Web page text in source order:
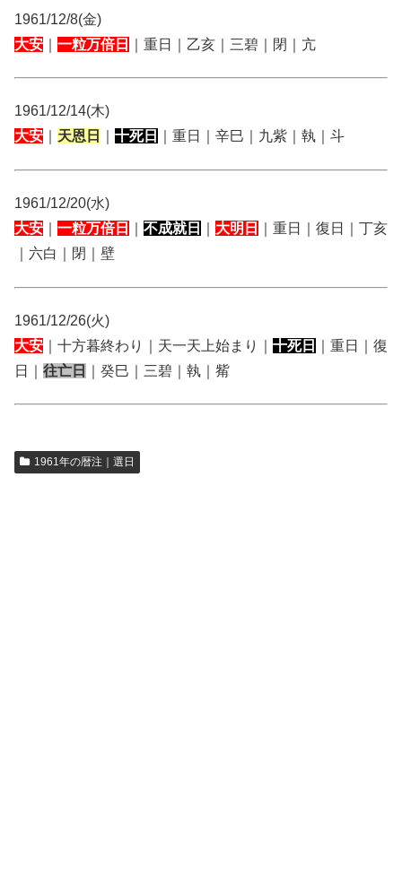
1961/12/8(金)
大安
一粒万倍日 ｜重日｜乙亥｜三碧｜閉｜亢
1961/12/14(木)
大安
天恩日 十死日 ｜重日｜辛巳｜九紫｜執｜斗
1961/12/20(水)
大安
一粒万倍日 不成就日 大明日
｜重日｜復日｜丁亥
｜六白｜閉｜壁
1961/12/26(火)
大安 ｜十方暮終わり｜天一天上始まり｜ 十死日
｜重日｜復
日｜ 往亡日 ｜癸巳｜三碧｜執｜觜
1961年の暦注｜選日